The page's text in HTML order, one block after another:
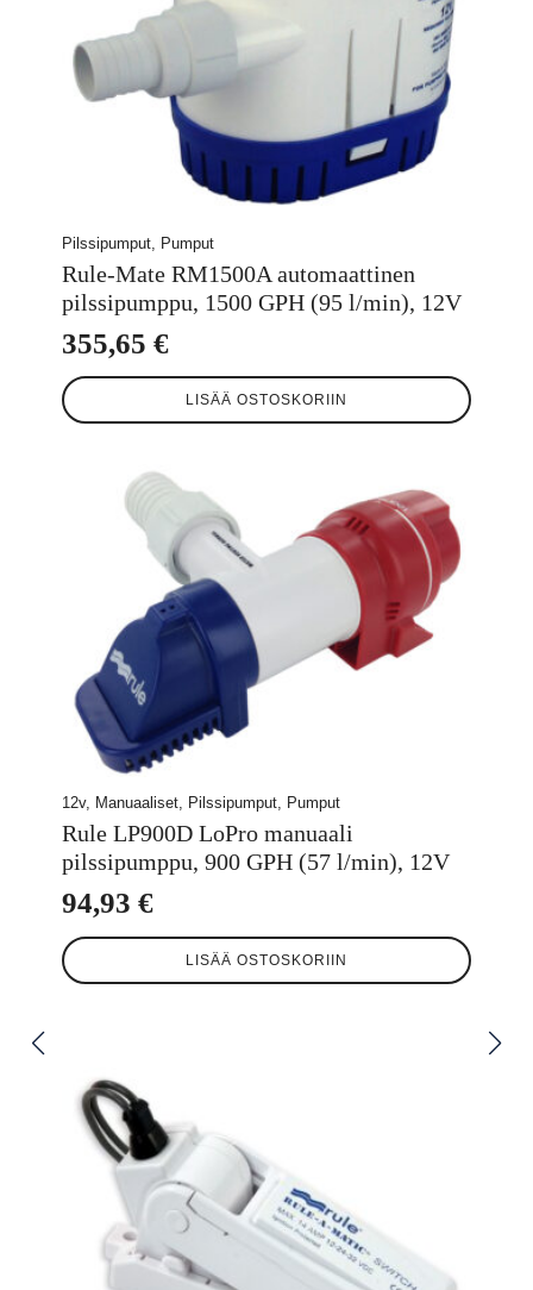
Pilssipumput, Pumput
Rule-Mate RM1500A automaattinen
pilssipumppu, 1500 GPH (95 l/min), 12V
355,65 €
LISÄÄ OSTOSKORIIN
12v, Manuaaliset, Pilssipumput, Pumput
Rule LP900D LoPro manuaali
pilssipumppu, 900 GPH (57 l/min), 12V
94,93 €
LISÄÄ OSTOSKORIIN